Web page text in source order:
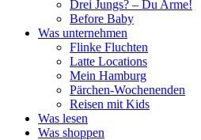
Drei Jungs? – Du Arme!
Before Baby
Was unternehmen
Flinke Fluchten
Latte Locations
Mein Hamburg
Pärchen-Wochenenden
Reisen mit Kids
Was lesen
Was shoppen